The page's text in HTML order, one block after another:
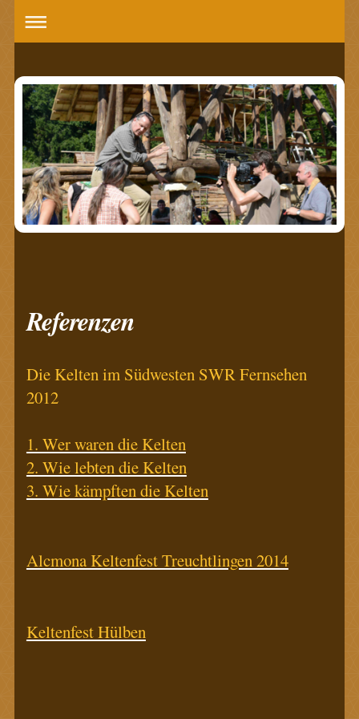
Referenzen
Die Kelten im Südwesten SWR Fernsehen
2012
1. Wer waren die Kelten
2. Wie lebten die Kelten
3. Wie kämpften die Kelten
Alcmona Keltenfest Treuchtlingen 2014
Keltenfest Hülben